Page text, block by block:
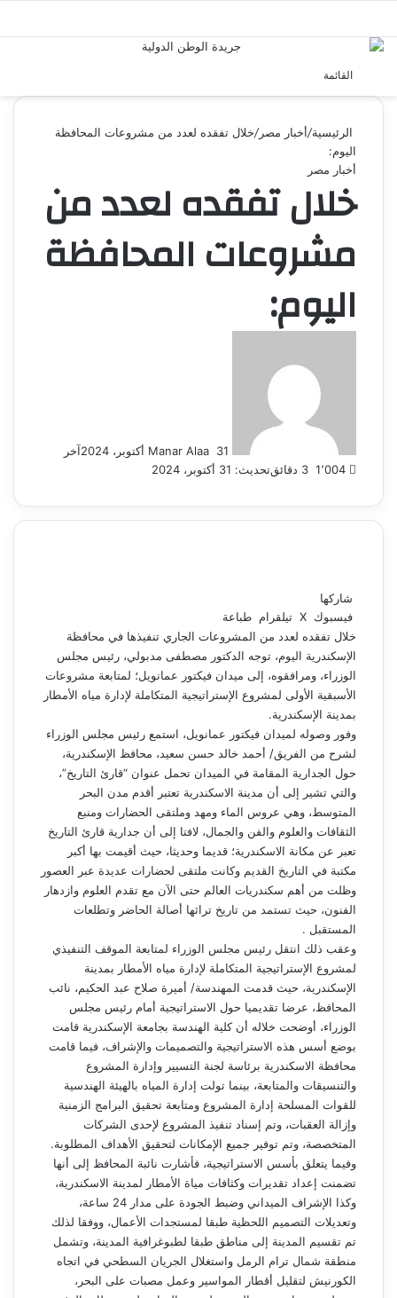
القائمة
الرئيسية/أخبار مصر/خلال تفقده لعدد من مشروعات المحافظة
اليوم:
أخبار مصر
خلال تفقده لعدد من
مشروعات المحافظة
اليوم:
Manar Alaa 31 أكتوبر، 2024
آخر
تحديث: 31 أكتوبر، 2024
شاركها
فيسبوك ‫X تيلقرام طباعة
خلال تفقده لعدد من المشروعات الجاري تنفيذها في محافظة
الإسكندرية اليوم، توجه الدكتور مصطفى مدبولي، رئيس مجلس
الوزراء، ومرافقوه، إلى ميدان فيكتور عمانويل؛ لمتابعة مشروعات
الأسبقية الأولى لمشروع الإستراتيجية المتكاملة لإدارة مياه الأمطار
بمدينة الإسكندرية.
وفور وصوله لميدان فيكتور عمانويل، استمع رئيس مجلس الوزراء
لشرح من الفريق/ أحمد خالد حسن سعيد، محافظ الإسكندرية،
حول الجدارية المقامة في الميدان تحمل عنوان “قارئ التاريخ”،
والتي تشير إلى أن مدينة الاسكندرية تعتبر أقدم مدن البحر
المتوسط، وهي عروس الماء ومهد وملتقى الحضارات ومنبع
الثقافات والعلوم والفن والجمال، لافتا إلى أن جدارية قارئ التاريخ
تعبر عن مكانة الاسكندرية؛ قديما وحديثا، حيث أقيمت بها أكبر
مكتبة في التاريخ القديم وكانت ملتقى لحضارات عديدة عبر العصور
وظلت من أهم سكندريات العالم حتى الآن مع تقدم العلوم وازدهار
الفنون، حيث تستمد من تاريخ تراثها أصالة الحاضر وتطلعات
المستقبل .
وعقب ذلك انتقل رئيس مجلس الوزراء لمتابعة الموقف التنفيذي
لمشروع الإستراتيجية المتكاملة لإدارة مياه الأمطار بمدينة
الإسكندرية، حيث قدمت المهندسة/ أميرة صلاح عبد الحكيم، نائب
المحافظ، عرضا تقديميا حول الاستراتيجية أمام رئيس مجلس
الوزراء، أوضحت خلاله أن كلية الهندسة بجامعة الإسكندرية قامت
بوضع أسس هذه الاستراتيجية والتصميمات والإشراف، فيما قامت
محافظة الاسكندرية برئاسة لجنة التسيير وإدارة المشروع
والتنسيقات والمتابعة، بينما تولت إدارة المياه بالهيئة الهندسية
للقوات المسلحة إدارة المشروع ومتابعة تحقيق البرامج الزمنية
وإزالة العقبات، وتم إسناد تنفيذ المشروع لإحدى الشركات
المتخصصة، وتم توفير جميع الإمكانات لتحقيق الأهداف المطلوبة.
وفيما يتعلق بأسس الاستراتيجية، فأشارت نائبة المحافظ إلى أنها
تضمنت إعداد تقديرات وكثافات مياة الأمطار لمدينة الاسكندرية،
وكذا الإشراف الميداني وضبط الجودة على مدار 24 ساعة،
وتعديلات التصميم اللحظية طبقا لمستجدات الأعمال، ووفقا لذلك
تم تقسيم المدينة إلى مناطق طبقا لطبوغرافية المدينة، وتشمل
منطقة شمال ترام الرمل واستغلال الجريان السطحي في اتجاه
الكورنيش لتقليل أقطار المواسير وعمل مصبات على البحر،